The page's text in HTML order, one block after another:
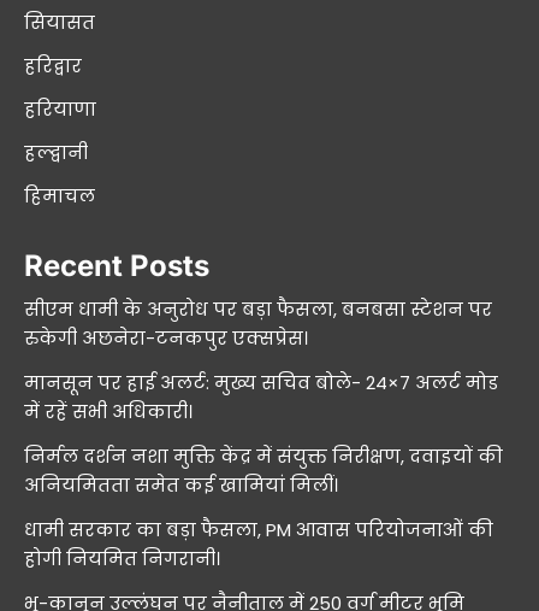
सियासत
हरिद्वार
हरियाणा
हल्द्वानी
हिमाचल
Recent Posts
सीएम धामी के अनुरोध पर बड़ा फैसला, बनबसा स्टेशन पर
रुकेगी अछनेरा-टनकपुर एक्सप्रेस।
मानसून पर हाई अलर्ट: मुख्य सचिव बोले- 24×7 अलर्ट मोड
में रहें सभी अधिकारी।
निर्मल दर्शन नशा मुक्ति केंद्र में संयुक्त निरीक्षण, दवाइयों की
अनियमितता समेत कई खामियां मिलीं।
धामी सरकार का बड़ा फैसला, PM आवास परियोजनाओं की
होगी नियमित निगरानी।
भू-कानून उल्लंघन पर नैनीताल में 250 वर्ग मीटर भूमि